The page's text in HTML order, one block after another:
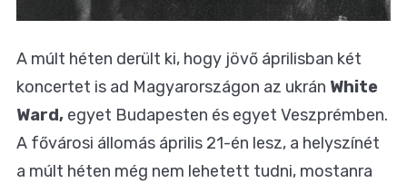
A múlt héten derült ki, hogy jövő áprilisban két
koncertet is ad Magyarországon az ukrán White
Ward, egyet Budapesten és egyet Veszprémben.
A fővárosi állomás április 21-én lesz, a helyszínét
a múlt héten még nem lehetett tudni, mostanra